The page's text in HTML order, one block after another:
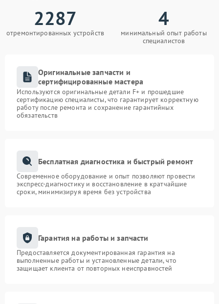
2287
отремонтированных устройств
4
минимальный опыт работы
специалистов
Оригинальные запчасти и
сертифицированные мастера
Используются оригинальные детали F+ и прошедшие
сертификацию специалисты, что гарантирует корректную
работу после ремонта и сохранение гарантийных
обязательств
Бесплатная диагностика и быстрый ремонт
Современное оборудование и опыт позволяют провести
экспресс-диагностику и восстановление в кратчайшие
сроки, минимизируя время без устройства
Гарантия на работы и запчасти
Предоставляется документированная гарантия на
выполненные работы и установленные детали, что
защищает клиента от повторных неисправностей